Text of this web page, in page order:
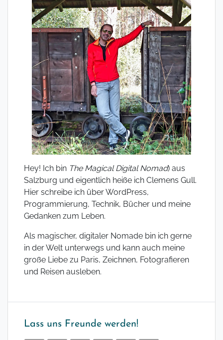
Hey! Ich bin The Magical Digital Nomad) aus
Salzburg und eigentlich heiße ich Clemens Gull.
Hier schreibe ich über WordPress,
Programmierung, Technik, Bücher und meine
Gedanken zum Leben.
Als magischer, digitaler Nomade bin ich gerne
in der Welt unterwegs und kann auch meine
große Liebe zu Paris, Zeichnen, Fotografieren
und Reisen ausleben.
Lass uns Freunde werden!